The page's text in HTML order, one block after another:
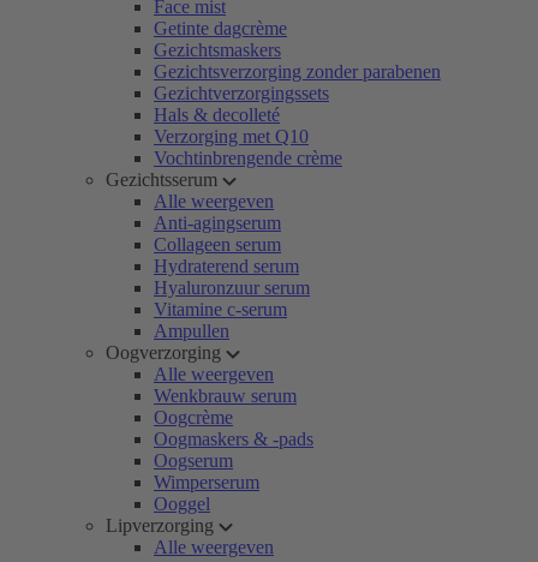
Face mist
Getinte dagcrème
Gezichtsmaskers
Gezichtsverzorging zonder parabenen
Gezichtverzorgingssets
Hals & decolleté
Verzorging met Q10
Vochtinbrengende crème
Gezichtsserum
Alle weergeven
Anti-agingserum
Collageen serum
Hydraterend serum
Hyaluronzuur serum
Vitamine c-serum
Ampullen
Oogverzorging
Alle weergeven
Wenkbrauw serum
Oogcrème
Oogmaskers & -pads
Oogserum
Wimperserum
Ooggel
Lipverzorging
Alle weergeven